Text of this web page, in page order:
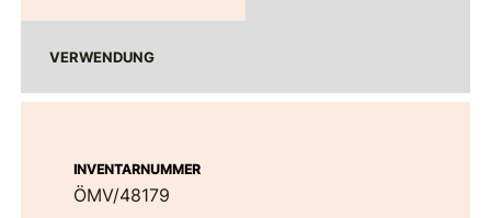
VERWENDUNG
INVENTARNUMMER
ÖMV/48179